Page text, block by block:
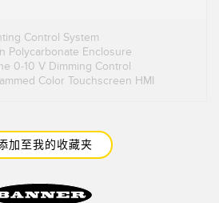
Control System
Polycarbonate Enclosure
0-10 V Dimming Control
Color Touchscreen HMI
加至我的收藏夹